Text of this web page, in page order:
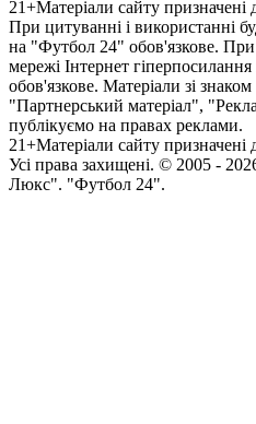
21+Матеріали сайту призначені
При цитуванні і використанні
на "Футбол 24" обов'язкове. При
мережі Інтернет
обов'язкове. Матеріали зі
"Партнерський матеріал",
публікуємо на правах реклами.
21+Матеріали сайту призначені
Усi права захищенi. © 2005 -
Люкс". "Футбол 24".